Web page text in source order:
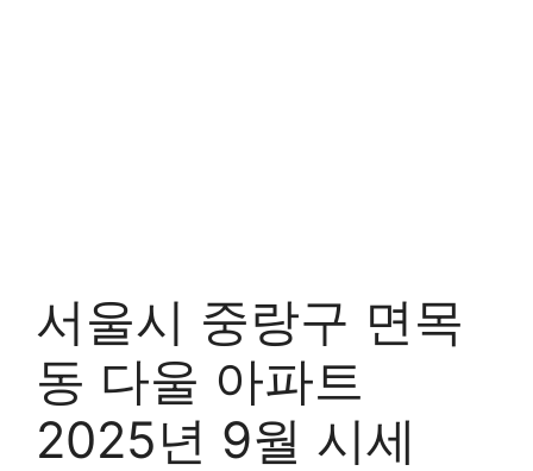
서울시 중랑구 면목
동 다울 아파트
2025년 9월 시세